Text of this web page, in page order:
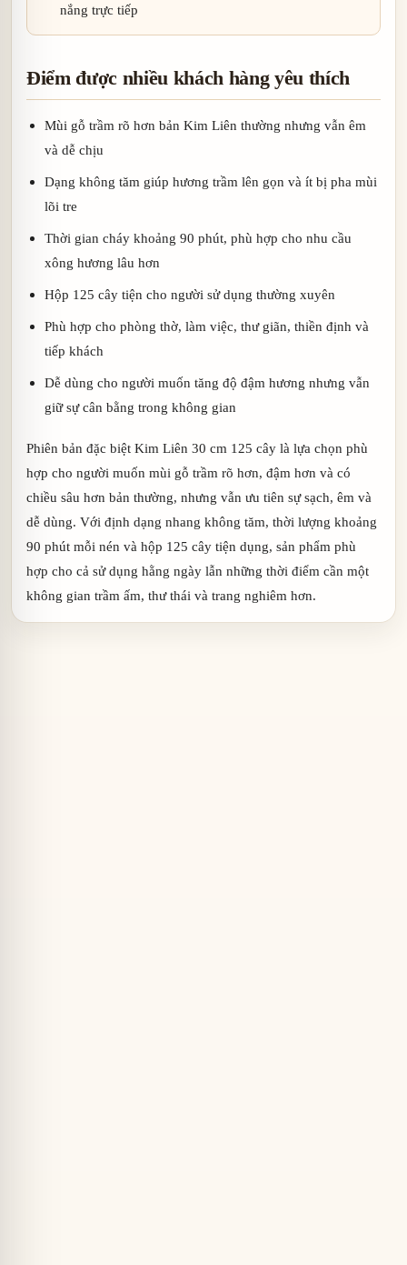
nắng trực tiếp
Điểm được nhiều khách hàng yêu thích
Mùi gỗ trầm rõ hơn bản Kim Liên thường nhưng vẫn êm
và dễ chịu
Dạng không tăm giúp hương trầm lên gọn và ít bị pha mùi
lõi tre
Thời gian cháy khoảng 90 phút, phù hợp cho nhu cầu
xông hương lâu hơn
Hộp 125 cây tiện cho người sử dụng thường xuyên
Phù hợp cho phòng thờ, làm việc, thư giãn, thiền định và
tiếp khách
Dễ dùng cho người muốn tăng độ đậm hương nhưng vẫn
giữ sự cân bằng trong không gian
Phiên bản đặc biệt Kim Liên 30 cm 125 cây là lựa chọn phù
hợp cho người muốn mùi gỗ trầm rõ hơn, đậm hơn và có
chiều sâu hơn bản thường, nhưng vẫn ưu tiên sự sạch, êm và
dễ dùng. Với định dạng nhang không tăm, thời lượng khoảng
90 phút mỗi nén và hộp 125 cây tiện dụng, sản phẩm phù
hợp cho cả sử dụng hằng ngày lẫn những thời điểm cần một
không gian trầm ấm, thư thái và trang nghiêm hơn.